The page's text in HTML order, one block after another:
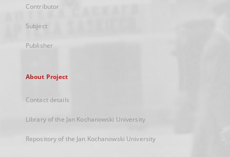
Contributor
Subject
Publisher
About Project
Contact details
Library of the Jan Kochanowski University
Repository of the Jan Kochanowski University